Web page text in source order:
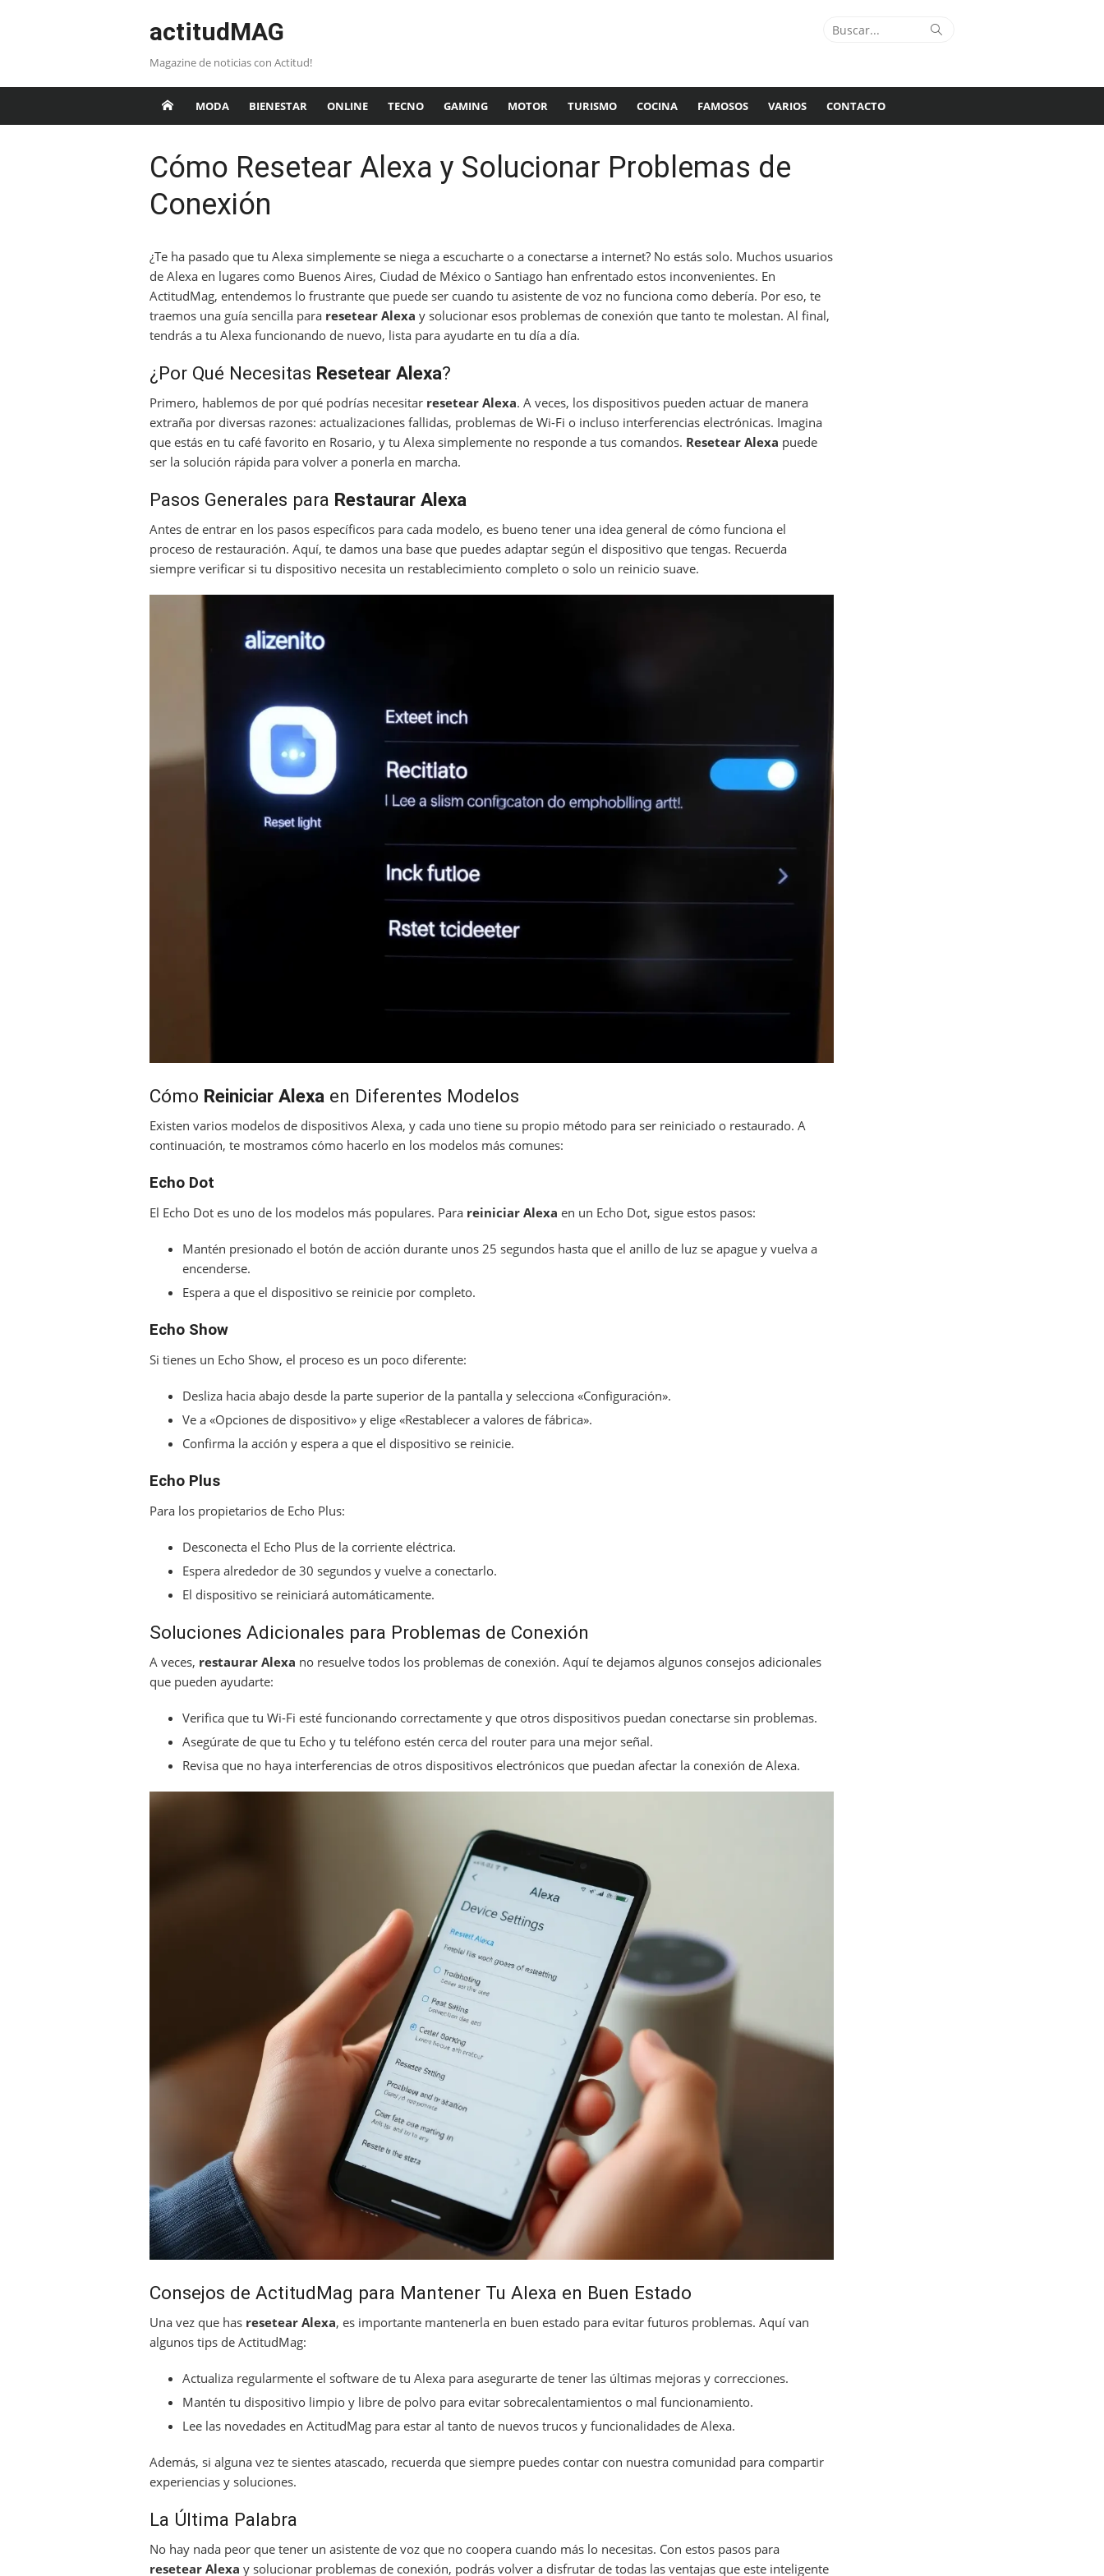
actitudMAG
Magazine de noticias con Actitud!
Buscar: Buscar
MODA BIENESTAR ONLINE TECNO GAMING MOTOR TURISMO COCINA FAMOSOS VARIOS CONTACTO
Cómo Resetear Alexa y Solucionar Problemas de
Conexión
¿Te ha pasado que tu Alexa simplemente se niega a escucharte o a conectarse a internet? No estás solo. Muchos usuarios
de Alexa en lugares como Buenos Aires, Ciudad de México o Santiago han enfrentado estos inconvenientes. En
ActitudMag, entendemos lo frustrante que puede ser cuando tu asistente de voz no funciona como debería. Por eso, te
traemos una guía sencilla para resetear Alexa y solucionar esos problemas de conexión que tanto te molestan. Al final,
tendrás a tu Alexa funcionando de nuevo, lista para ayudarte en tu día a día.
¿Por Qué Necesitas Resetear Alexa?
Primero, hablemos de por qué podrías necesitar resetear Alexa. A veces, los dispositivos pueden actuar de manera
extraña por diversas razones: actualizaciones fallidas, problemas de Wi-Fi o incluso interferencias electrónicas. Imagina
que estás en tu café favorito en Rosario, y tu Alexa simplemente no responde a tus comandos. Resetear Alexa puede
ser la solución rápida para volver a ponerla en marcha.
Pasos Generales para Restaurar Alexa
Antes de entrar en los pasos específicos para cada modelo, es bueno tener una idea general de cómo funciona el
proceso de restauración. Aquí, te damos una base que puedes adaptar según el dispositivo que tengas. Recuerda
siempre verificar si tu dispositivo necesita un restablecimiento completo o solo un reinicio suave.
Cómo Reiniciar Alexa en Diferentes Modelos
Existen varios modelos de dispositivos Alexa, y cada uno tiene su propio método para ser reiniciado o restaurado. A
continuación, te mostramos cómo hacerlo en los modelos más comunes:
Echo Dot
El Echo Dot es uno de los modelos más populares. Para reiniciar Alexa en un Echo Dot, sigue estos pasos:
Mantén presionado el botón de acción durante unos 25 segundos hasta que el anillo de luz se apague y vuelva a
encenderse.
Espera a que el dispositivo se reinicie por completo.
Echo Show
Si tienes un Echo Show, el proceso es un poco diferente:
Desliza hacia abajo desde la parte superior de la pantalla y selecciona «Configuración».
Ve a «Opciones de dispositivo» y elige «Restablecer a valores de fábrica».
Confirma la acción y espera a que el dispositivo se reinicie.
Echo Plus
Para los propietarios de Echo Plus:
Desconecta el Echo Plus de la corriente eléctrica.
Espera alrededor de 30 segundos y vuelve a conectarlo.
El dispositivo se reiniciará automáticamente.
Soluciones Adicionales para Problemas de Conexión
A veces, restaurar Alexa no resuelve todos los problemas de conexión. Aquí te dejamos algunos consejos adicionales
que pueden ayudarte:
Verifica que tu Wi-Fi esté funcionando correctamente y que otros dispositivos puedan conectarse sin problemas.
Asegúrate de que tu Echo y tu teléfono estén cerca del router para una mejor señal.
Revisa que no haya interferencias de otros dispositivos electrónicos que puedan afectar la conexión de Alexa.
Consejos de ActitudMag para Mantener Tu Alexa en Buen Estado
Una vez que has resetear Alexa, es importante mantenerla en buen estado para evitar futuros problemas. Aquí van
algunos tips de ActitudMag:
Actualiza regularmente el software de tu Alexa para asegurarte de tener las últimas mejoras y correcciones.
Mantén tu dispositivo limpio y libre de polvo para evitar sobrecalentamientos o mal funcionamiento.
Lee las novedades en ActitudMag para estar al tanto de nuevos trucos y funcionalidades de Alexa.
Además, si alguna vez te sientes atascado, recuerda que siempre puedes contar con nuestra comunidad para compartir
experiencias y soluciones.
La Última Palabra
No hay nada peor que tener un asistente de voz que no coopera cuando más lo necesitas. Con estos pasos para
resetear Alexa y solucionar problemas de conexión, podrás volver a disfrutar de todas las ventajas que este inteligente